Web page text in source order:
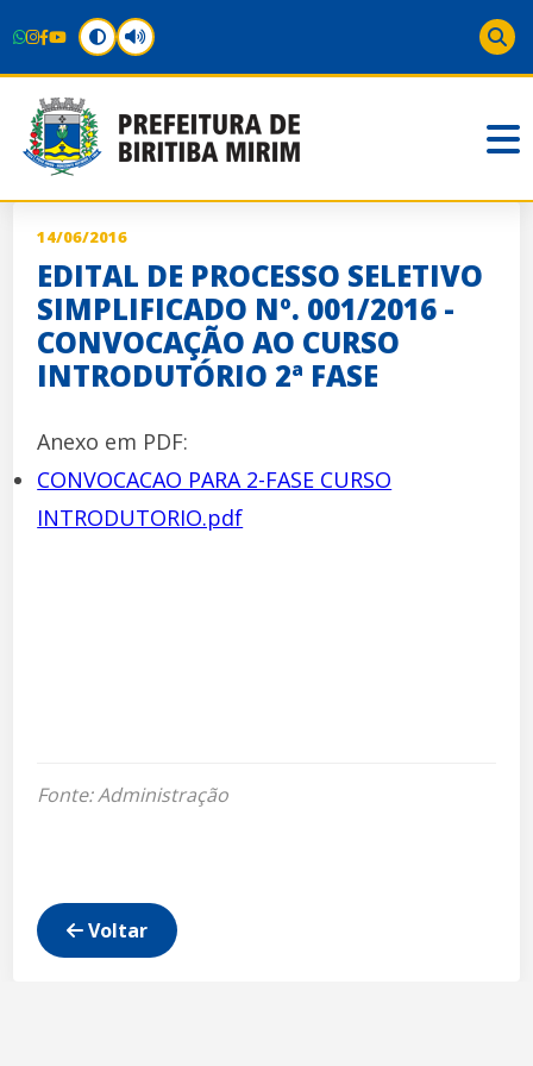
14/06/2016
EDITAL DE PROCESSO SELETIVO
SIMPLIFICADO Nº. 001/2016 -
CONVOCAÇÃO AO CURSO
INTRODUTÓRIO 2ª FASE
Anexo em PDF:
CONVOCACAO PARA 2-FASE CURSO
INTRODUTORIO.pdf
Fonte: Administração
Voltar